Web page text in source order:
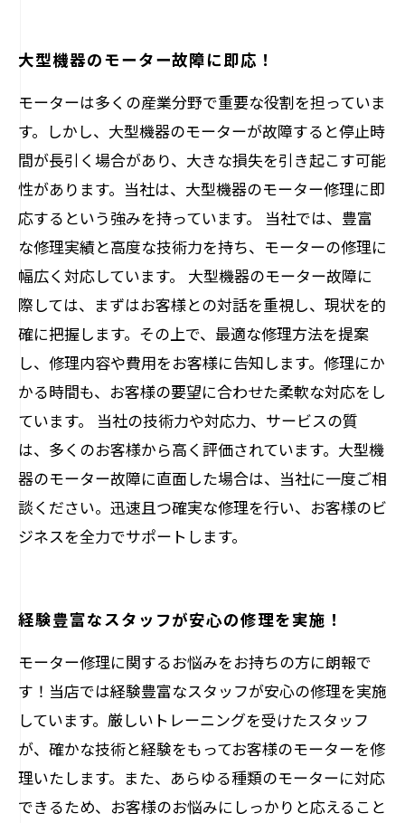
大型機器のモーター故障に即応！
モーターは多くの産業分野で重要な役割を担っていま
す。しかし、大型機器のモーターが故障すると停止時
間が長引く場合があり、大きな損失を引き起こす可能
性があります。当社は、大型機器のモーター修理に即
応するという強みを持っています。 当社では、豊富
な修理実績と高度な技術力を持ち、モーターの修理に
幅広く対応しています。 大型機器のモーター故障に
際しては、まずはお客様との対話を重視し、現状を的
確に把握します。その上で、最適な修理方法を提案
し、修理内容や費用をお客様に告知します。修理にか
かる時間も、お客様の要望に合わせた柔軟な対応をし
ています。 当社の技術力や対応力、サービスの質
は、多くのお客様から高く評価されています。大型機
器のモーター故障に直面した場合は、当社に一度ご相
談ください。迅速且つ確実な修理を行い、お客様のビ
ジネスを全力でサポートします。
経験豊富なスタッフが安心の修理を実施！
モーター修理に関するお悩みをお持ちの方に朗報で
す！当店では経験豊富なスタッフが安心の修理を実施
しています。厳しいトレーニングを受けたスタッフ
が、確かな技術と経験をもってお客様のモーターを修
理いたします。また、あらゆる種類のモーターに対応
できるため、お客様のお悩みにしっかりと応えること